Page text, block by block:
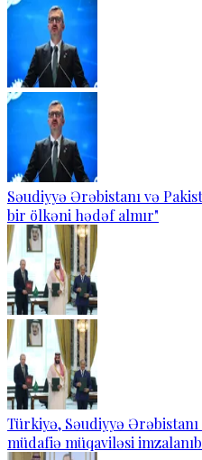
Səudiyyə Ərəbistanı və
bir ölkəni hədəf almır"
Türkiyə, Səudiyyə
müdafiə müqaviləsi imzalanıb